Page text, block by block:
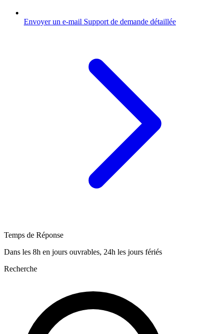
Envoyer un e-mail Support de demande détaillée
Temps de Réponse
Dans les 8h en jours ouvrables, 24h les jours fériés
Recherche